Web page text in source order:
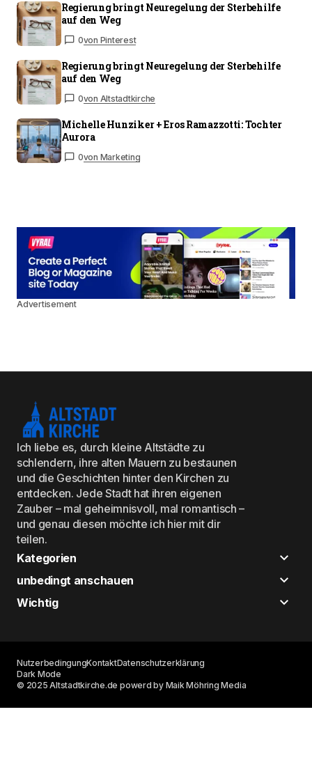
Regierung bringt Neuregelung der Sterbehilfe
auf den Weg
0von Pinterest
Regierung bringt Neuregelung der Sterbehilfe
auf den Weg
0von Altstadtkirche
Michelle Hunziker + Eros Ramazzotti: Tochter
Aurora
0von Marketing
Advertisement
Ich liebe es, durch kleine Altstädte zu
schlendern, ihre alten Mauern zu bestaunen
und die Geschichten hinter den Kirchen zu
entdecken. Jede Stadt hat ihren eigenen
Zauber – mal geheimnisvoll, mal romantisch –
und genau diesen möchte ich hier mit dir
teilen.
Kategorien
unbedingt anschauen
Wichtig
© 2025 Altstadtkirche.de powerd by Maik Möhring Media
NutzerbedingungKontaktDatenschutzerklärung
Dark Mode